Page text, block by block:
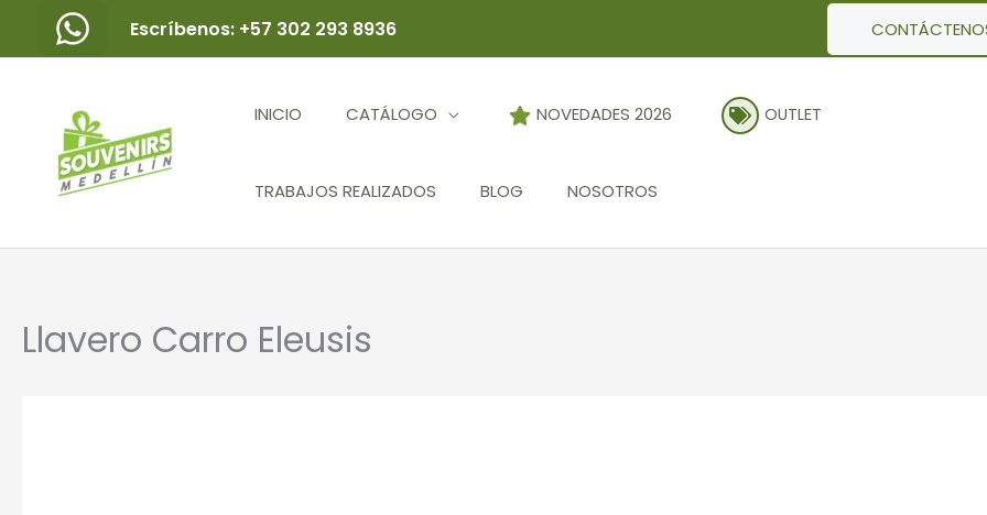
Escríbenos: +57 302 293 8936
INICIO CATÁLOGO NOVEDADES 2026 OUTLET
TRABAJOS REALIZADOS BLOG NOSOTROS
Llavero Carro Eleusis